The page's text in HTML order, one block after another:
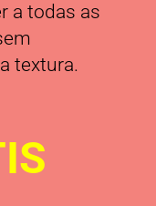
a todas as
textura.